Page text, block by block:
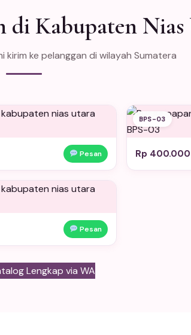
di Kabupaten
kirim ke pelanggan di wilayah Sumatera
Pesan
BPS-03
Rp 400.000
Pesan
Lengkap via WA